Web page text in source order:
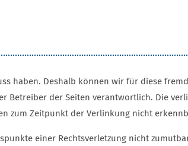
haben. Deshalb können wir für diese
Betreiber der Seiten verantwortlich. Die
zum Zeitpunkt der Verlinkung nicht
einer Rechtsverletzung nicht